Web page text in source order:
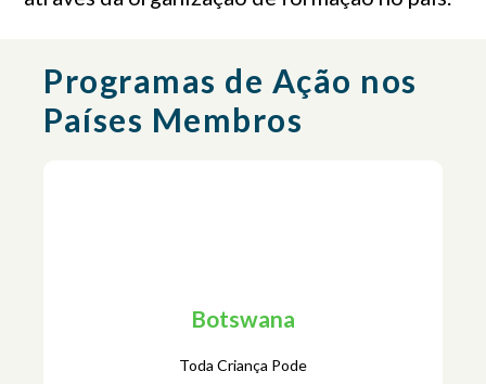
Programas de Ação nos
Países Membros
Botswana
Toda Criança Pode